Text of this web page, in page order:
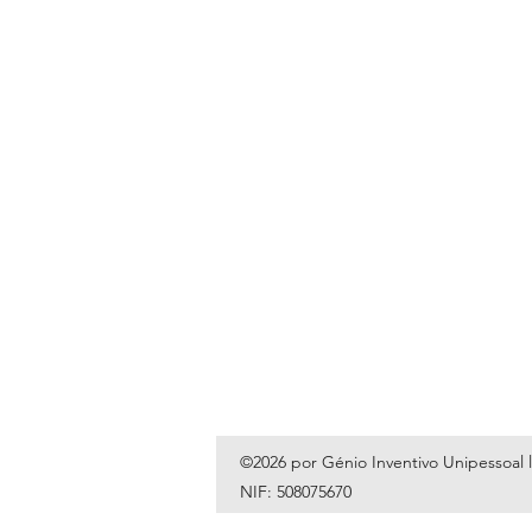
©2026 por Génio Inventivo Unipessoal
NIF: 508075670